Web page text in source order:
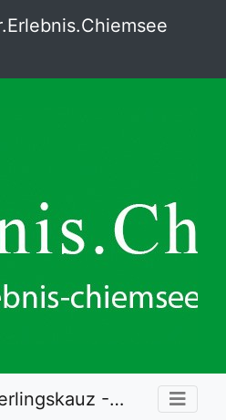
- Scheingesicht